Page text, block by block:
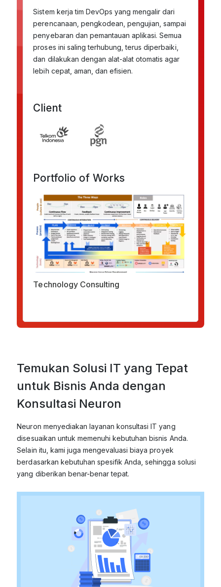
Sistem kerja tim DevOps yang mengalir dari
perencanaan, pengkodean, pengujian, sampai
penyebaran dan pemantauan aplikasi. Semua
proses ini saling terhubung, terus diperbaiki,
dan dilakukan dengan alat-alat otomatis agar
lebih cepat, aman, dan efisien.
Client
Portfolio of Works
Technology Consulting
Temukan Solusi IT yang Tepat
untuk Bisnis Anda dengan
Konsultasi Neuron
Neuron menyediakan layanan konsultasi IT yang
disesuaikan untuk memenuhi kebutuhan bisnis Anda.
Selain itu, kami juga mengevaluasi biaya proyek
berdasarkan kebutuhan spesifik Anda, sehingga solusi
yang diberikan benar-benar tepat.